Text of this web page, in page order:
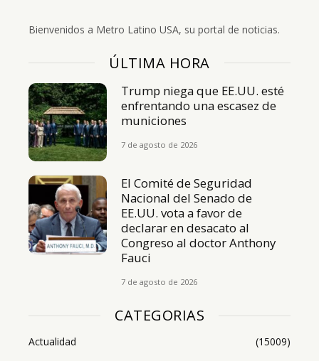
Bienvenidos a Metro Latino USA, su portal de noticias.
ÚLTIMA HORA
Trump niega que EE.UU. esté
enfrentando una escasez de
municiones
7 de agosto de 2026
El Comité de Seguridad
Nacional del Senado de
EE.UU. vota a favor de
declarar en desacato al
Congreso al doctor Anthony
Fauci
7 de agosto de 2026
CATEGORIAS
Actualidad
(15009)